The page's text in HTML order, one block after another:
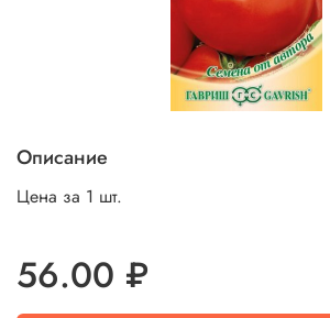
Описание
Цена за 1 шт.
56.00 ₽